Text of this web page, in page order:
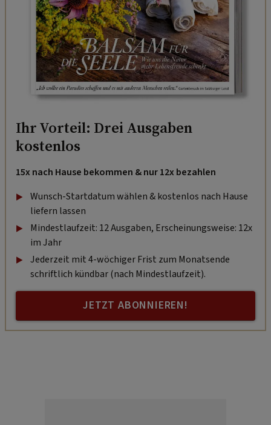
Ihr Vorteil: Drei Ausgaben
kostenlos
15x nach Hause bekommen & nur 12x bezahlen
Wunsch-Startdatum wählen & kostenlos nach Hause
liefern lassen
Mindestlaufzeit: 12 Ausgaben, Erscheinungsweise: 12x
im Jahr
Jederzeit mit 4-wöchiger Frist zum Monatsende
schriftlich kündbar (nach Mindestlaufzeit).
JETZT ABONNIEREN!